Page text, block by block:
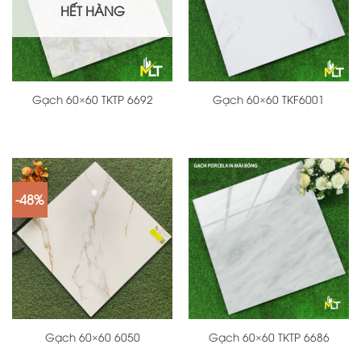
HẾT HÀNG
Gạch 60×60 TKTP 6692 Gạch 60×60 TKF6001
-48%
Gạch 60×60 6050 Gạch 60×60 TKTP 6686